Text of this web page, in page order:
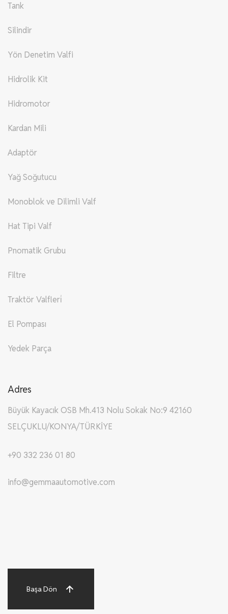
Tank
Silindir
Yön Denetim Valfi
Hidrolik Kit
Hidromotor
Kardan Mili
Adaptör
Yağ Soğutucu
Monoblok ve Dilimli Valf
Hat Tipi Valf
Pnomatik Grubu
Filtre
Traktör Valfleri̇
El Pompası
Yedek Parça
Adres
Büyük Kayacık OSB Mh.413 Nolu Sokak No:9 42160
SELÇUKLU/KONYA/TÜRKİYE
+90 332 236 01 80
info@gemmaautomotive.com
Başa Dön